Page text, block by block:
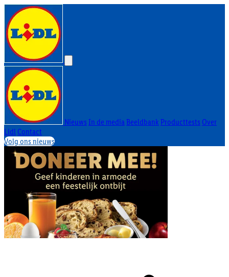
Nieuws In de mediaBeeldbank Producttests Over
Lidl Contact
Volg ons nieuws